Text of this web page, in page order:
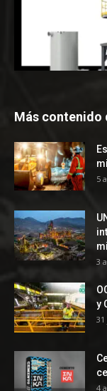
Más contenido
5
3
y
4